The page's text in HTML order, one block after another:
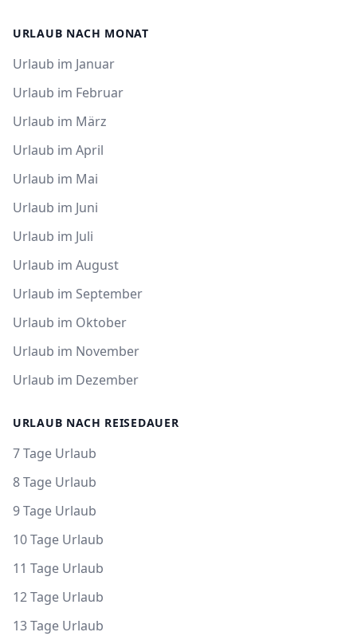
URLAUB NACH MONAT
Urlaub im Januar
Urlaub im Februar
Urlaub im März
Urlaub im April
Urlaub im Mai
Urlaub im Juni
Urlaub im Juli
Urlaub im August
Urlaub im September
Urlaub im Oktober
Urlaub im November
Urlaub im Dezember
URLAUB NACH REISEDAUER
7 Tage Urlaub
8 Tage Urlaub
9 Tage Urlaub
10 Tage Urlaub
11 Tage Urlaub
12 Tage Urlaub
13 Tage Urlaub